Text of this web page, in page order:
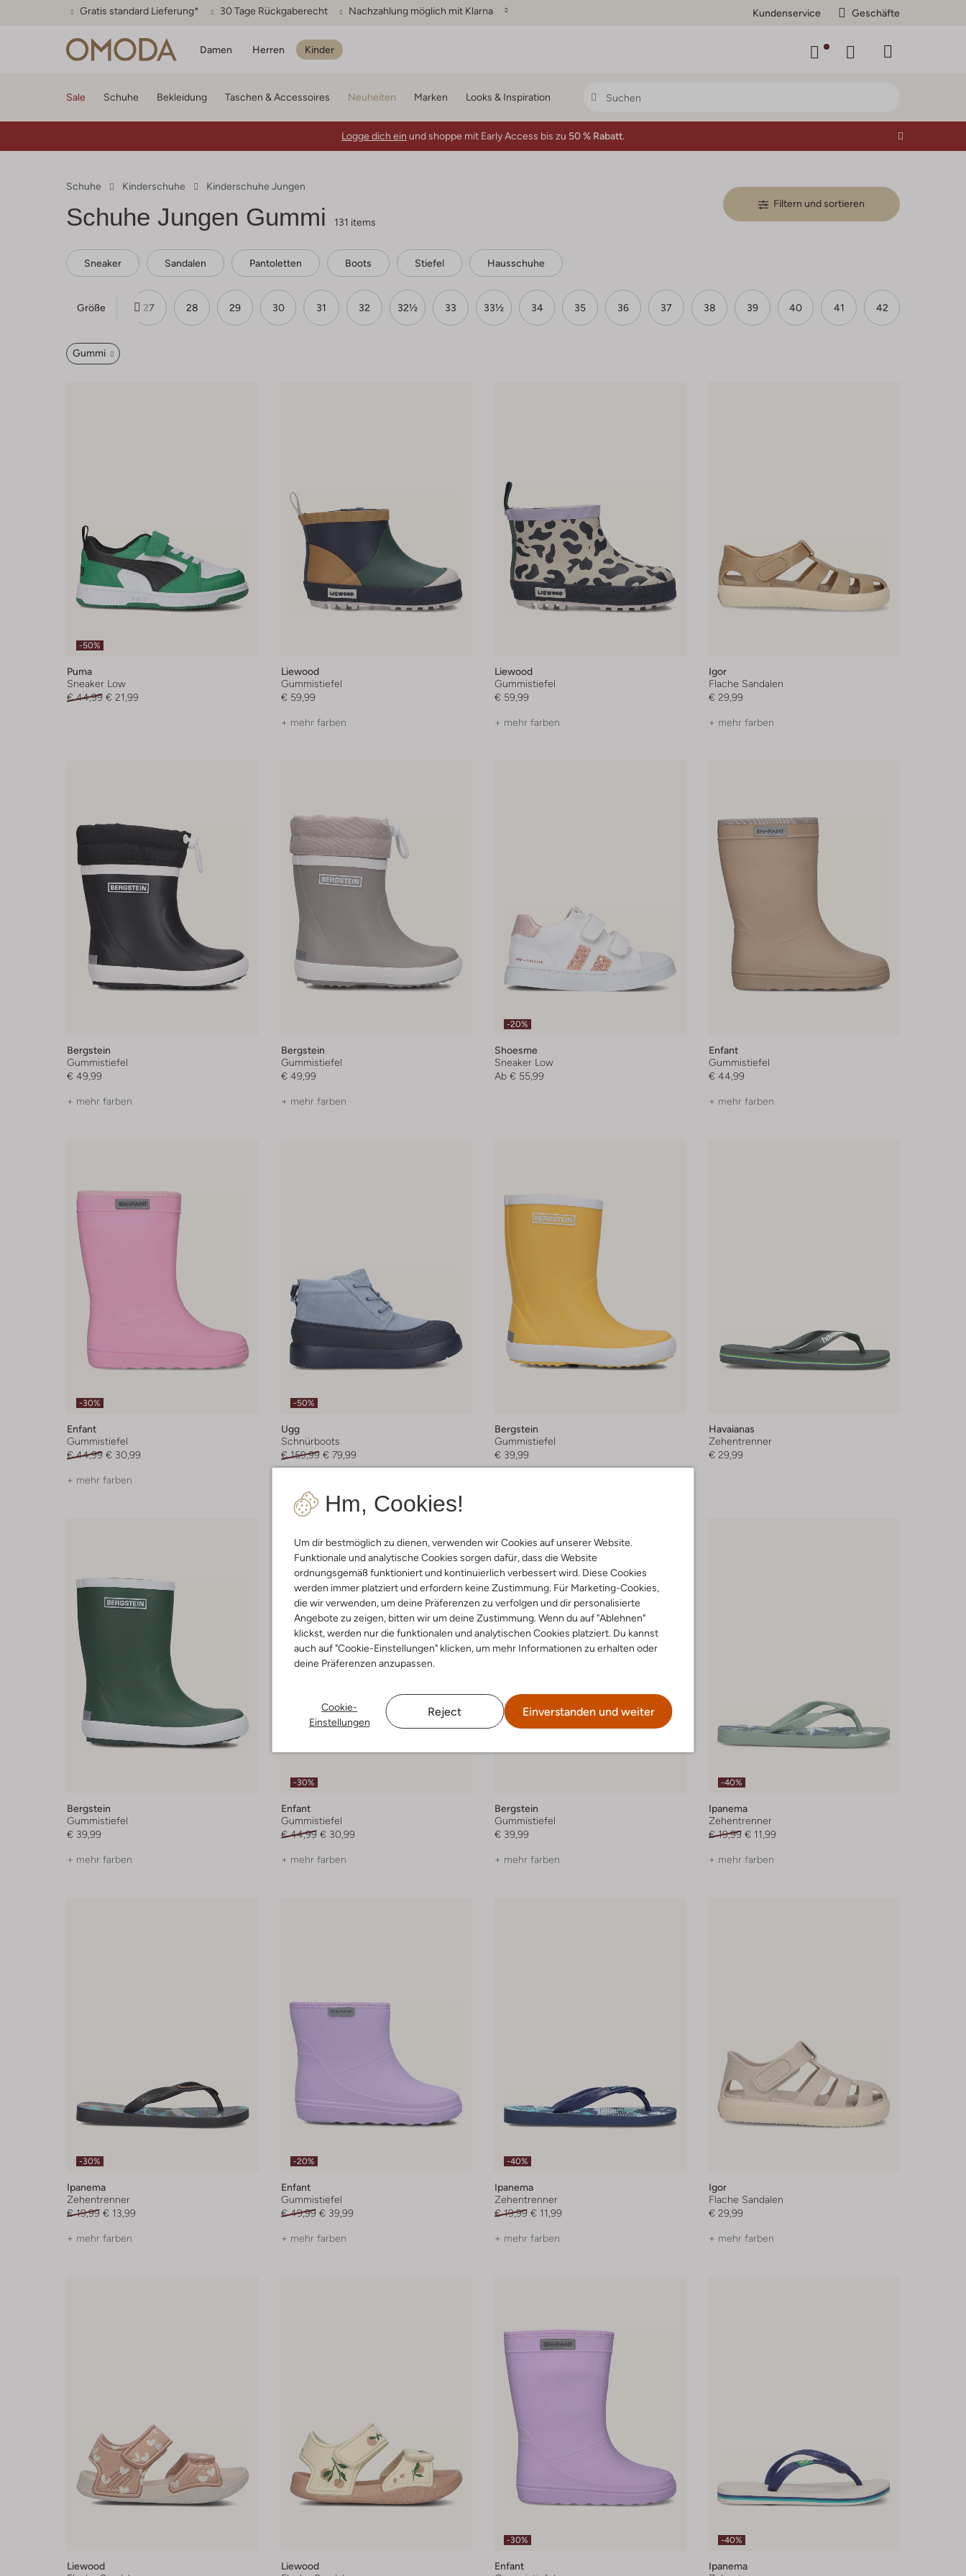
Gratis standard Lieferung* 30 Tage Rückgaberecht Nachzahlung möglich mit Klarna Kundenservice Geschäfte
Damen Herren Kinder
Hm, Cookies!
Um dir bestmöglich zu dienen, verwenden wir Cookies auf unserer Website.
Funktionale und analytische Cookies sorgen dafür, dass die Website
ordnungsgemäß funktioniert und kontinuierlich verbessert wird. Diese Cookies
werden immer platziert und erfordern keine Zustimmung. Für Marketing-Cookies,
die wir verwenden, um deine Präferenzen zu verfolgen und dir personalisierte
Angebote zu zeigen, bitten wir um deine Zustimmung. Wenn du auf "Ablehnen"
klickst, werden nur die funktionalen und analytischen Cookies platziert. Du kannst
auch auf "Cookie-Einstellungen" klicken, um mehr Informationen zu erhalten oder
deine Präferenzen anzupassen.
Cookie-
Einstellungen
Reject Einverstanden und weiter
Sale Schuhe Bekleidung Taschen & Accessoires Neuheiten Marken Looks & Inspiration
Logge dich ein und shoppe mit Early Access bis zu 50 % Rabatt.
Schuhe Kinderschuhe Kinderschuhe Jungen
Schuhe Jungen Gummi 131 items
Filtern und sortieren
Sneaker Sandalen Pantoletten Boots Stiefel Hausschuhe
Größe
26 27 28 29 30 31 32 32½ 33 33½ 34 35 36 37 38 39 40 41 42
Gummi
-50%
Puma
Sneaker Low
€ 44,99 € 21,99
Liewood
Gummistiefel
€ 59,99
+ mehr farben
Liewood
Gummistiefel
€ 59,99
+ mehr farben
Igor
Flache Sandalen
€ 29,99
+ mehr farben
Bergstein
Gummistiefel
€ 49,99
+ mehr farben
Bergstein
Gummistiefel
€ 49,99
+ mehr farben
-20%
Shoesme
Sneaker Low
Ab € 55,99
Enfant
Gummistiefel
€ 44,99
+ mehr farben
-30%
Enfant
Gummistiefel
€ 44,99 € 30,99
+ mehr farben
-50%
Ugg
Schnürboots
€ 159,99 € 79,99
Bergstein
Gummistiefel
€ 39,99
Havaianas
Zehentrenner
€ 29,99
Bergstein
Gummistiefel
€ 39,99
+ mehr farben
-30%
Enfant
Gummistiefel
€ 44,99 € 30,99
+ mehr farben
Bergstein
Gummistiefel
€ 39,99
+ mehr farben
-40%
Ipanema
Zehentrenner
€ 19,99 € 11,99
+ mehr farben
-30%
Ipanema
Zehentrenner
€ 19,99 € 13,99
+ mehr farben
-20%
Enfant
Gummistiefel
€ 49,99 € 39,99
+ mehr farben
-40%
Ipanema
Zehentrenner
€ 19,99 € 11,99
+ mehr farben
Igor
Flache Sandalen
€ 29,99
+ mehr farben
Liewood
Liewood
-30%
Enfant
-40%
Ipanema